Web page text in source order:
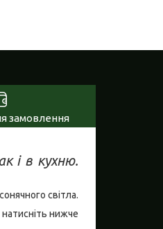
замовлення
і в кухню.
світла.
нижче